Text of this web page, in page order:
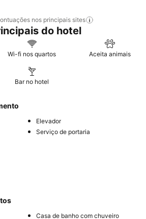
nos principais sites
do hotel
Wi-fi nos quartos Aceita animais
Bar no hotel
Elevador
Serviço de portaria
Casa de banho com chuveiro